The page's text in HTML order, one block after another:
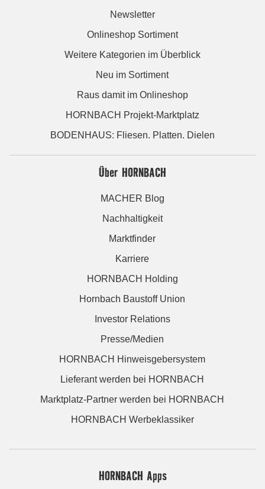
Newsletter
Onlineshop Sortiment
Weitere Kategorien im Überblick
Neu im Sortiment
Raus damit im Onlineshop
HORNBACH Projekt-Marktplatz
BODENHAUS: Fliesen. Platten. Dielen
Über HORNBACH
MACHER Blog
Nachhaltigkeit
Marktfinder
Karriere
HORNBACH Holding
Hornbach Baustoff Union
Investor Relations
Presse/Medien
HORNBACH Hinweisgebersystem
Lieferant werden bei HORNBACH
Marktplatz-Partner werden bei HORNBACH
HORNBACH Werbeklassiker
HORNBACH Apps